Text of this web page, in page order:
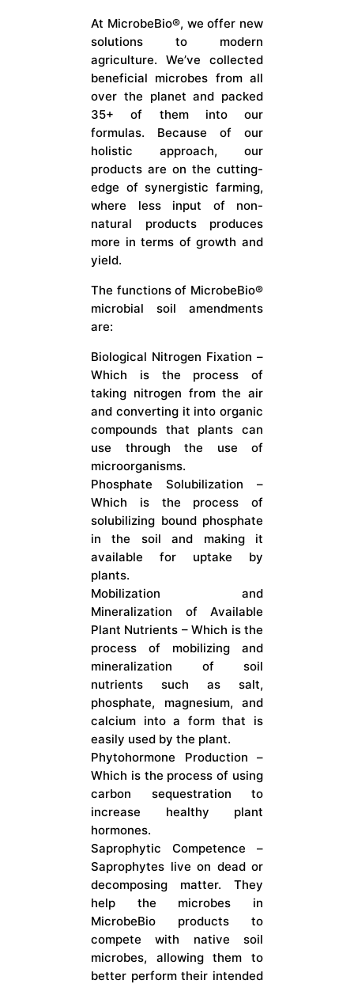
At MicrobeBio®, we offer new
solutions to modern
agriculture. We’ve collected
beneficial microbes from all
over the planet and packed
35+ of them into our
formulas. Because of our
holistic approach, our
products are on the cutting-
edge of synergistic farming,
where less input of non-
natural products produces
more in terms of growth and
yield.
The functions of MicrobeBio®
microbial soil amendments
are:
Biological Nitrogen Fixation –
Which is the process of
taking nitrogen from the air
and converting it into organic
compounds that plants can
use through the use of
microorganisms.
Phosphate Solubilization –
Which is the process of
solubilizing bound phosphate
in the soil and making it
available for uptake by
plants.
Mobilization and
Mineralization of Available
Plant Nutrients – Which is the
process of mobilizing and
mineralization of soil
nutrients such as salt,
phosphate, magnesium, and
calcium into a form that is
easily used by the plant.
Phytohormone Production –
Which is the process of using
carbon sequestration to
increase healthy plant
hormones.
Saprophytic Competence –
Saprophytes live on dead or
decomposing matter. They
help the microbes in
MicrobeBio products to
compete with native soil
microbes, allowing them to
better perform their intended